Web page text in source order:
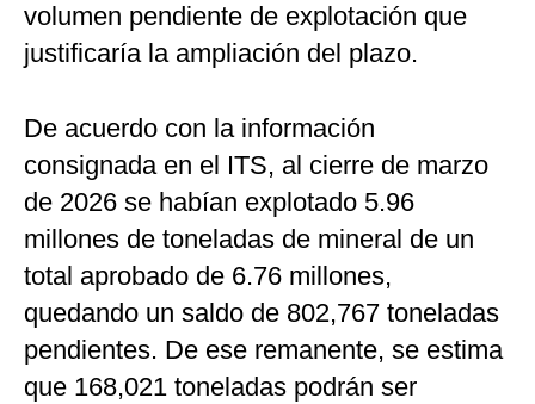
volumen pendiente de explotación que
justificaría la ampliación del plazo.
De acuerdo con la información
consignada en el ITS, al cierre de marzo
de 2026 se habían explotado 5.96
millones de toneladas de mineral de un
total aprobado de 6.76 millones,
quedando un saldo de 802,767 toneladas
pendientes. De ese remanente, se estima
que 168,021 toneladas podrán ser